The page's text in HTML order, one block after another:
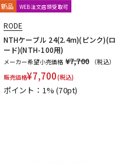
DTM
新品 WEB注文店頭受取可
RODE
NTHケーブル 24(2.4m)(ピンク)(ロ
ード)(NTH-100用)
メーカー希望小売価格 ¥7,700
（税込）
販売価格¥7,700(税込)
ポイント：1%(70pt)